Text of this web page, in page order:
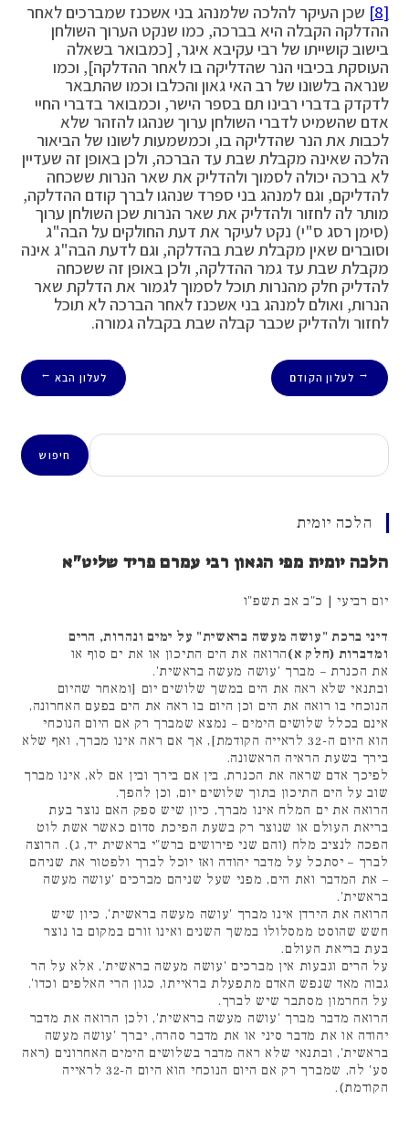
[8]
שכן העיקר להלכה שלמנהג בני אשכנז שמברכים לאחר
ההדלקה הקבלה היא בברכה, כמו שנקט הערוך השולחן
בישוב קושייתו של רבי עקיבא איגר, [כמבואר בשאלה
העוסקת בכיבוי הנר שהדליקה בו לאחר ההדלקה], וכמו
שנראה בלשונו של רב האי גאון והכלבו וכמו שהתבאר
לדקדק בדברי רבינו תם בספר הישר, וכמבואר בדברי החיי
אדם שהשמיט לדברי השולחן ערוך שנהגו להזהר שלא
לכבות את הנר שהדליקה בו, וכמשמעות לשונו של הביאור
הלכה שאינה מקבלת שבת עד הברכה, ולכן באופן זה שעדיין
לא ברכה יכולה לסמוך ולהדליק את שאר הנרות ששכחה
להדליקם, וגם למנהג בני ספרד שנהגו לברך קודם ההדלקה,
מותר לה לחזור ולהדליק את שאר הנרות שכן השולחן ערוך
(סימן רסג ס"י) נקט לעיקר את דעת החולקים על הבה"ג
וסוברים שאין מקבלת שבת בהדלקה, וגם לדעת הבה"ג אינה
מקבלת שבת עד גמר ההדלקה, ולכן באופן זה ששכחה
להדליק חלק מהנרות תוכל לסמוך לגמור את הדלקת שאר
הנרות, ואולם למנהג בני אשכנז לאחר הברכה לא תוכל
לחזור ולהדליק שכבר קבלה שבת בקבלה גמורה.
← לעלון הקודם לעלון הבא →
חיפוש
חיפוש
הלכה יומית
הלכה יומית מפי הגאון רבי עמרם פריד שליט"א
יום רביעי | כ"ב אב תשפ"ו
דיני ברכת "עושה מעשה בראשית" על ימים ונהרות, הרים
ומדברות (חלק א)הרואה את הים התיכון או את ים סוף או
את הכנרת – מברך 'עושה מעשה בראשית'.
ובתנאי שלא ראה את הים במשך שלושים יום [ומאחר שהיום
הנוכחי בו רואה את הים וכן היום בו ראה את הים בפעם האחרונה,
אינם בכלל שלושים הימים – נמצא שמברך רק אם היום הנוכחי
הוא היום ה-32 לראייה הקודמת], אך אם ראה אינו מברך, ואף שלא
בירך בשעת הראיה הראשונה.
לפיכך אדם שראה את הכנרת, בין אם בירך ובין אם לא, אינו מברך
שוב על הים התיכון בתוך שלושים יום, וכן להפך.
הרואה את ים המלח אינו מברך, כיון שיש ספק האם נוצר בעת
בריאת העולם או שנוצר רק בשעת הפיכת סדום כאשר אשת לוט
הפכה לנציב מלח (והם שני פירושים ברש"י בראשית יד, ג). הרוצה
לברך – יסתכל על מדבר יהודה ואז יוכל לברך ולפטור את שניהם
– את המדבר ואת הים, מפני שעל שניהם מברכים 'עושה מעשה
בראשית'.
הרואה את הירדן אינו מברך 'עושה מעשה בראשית', כיון שיש
חשש שהוסט ממסלולו במשך השנים ואינו זורם במקום בו נוצר
בעת בריאת העולם.
על הרים וגבעות אין מברכים 'עושה מעשה בראשית', אלא על הר
גבוה מאד שנפש האדם מתפעלת בראייתו, כגון הרי האלפים וכדו'.
על החרמון מסתבר שיש לברך.
הרואה מדבר מברך 'עושה מעשה בראשית', ולכן הרואה את מדבר
יהודה או את מדבר סיני או את מדבר סהרה, יברך 'עושה מעשה
בראשית', ובתנאי שלא ראה מדבר בשלושים הימים האחרונים (ראה
סע' לה, שמברך רק אם היום הנוכחי הוא היום ה-32 לראייה
הקודמת).